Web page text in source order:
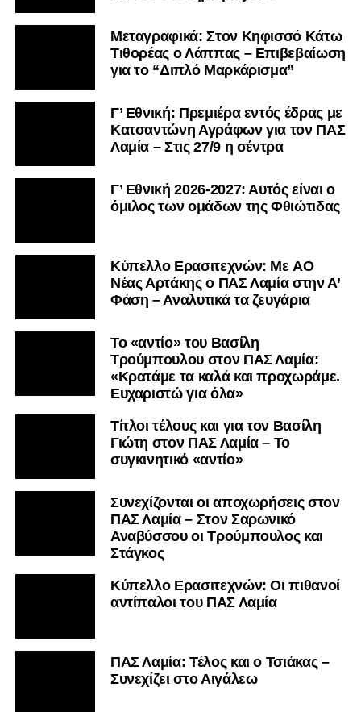
Μεταγραφικά: Στον Κηφισσό Κάτω
Τιθορέας ο Λάππας – Επιβεβαίωση
για το “Διπλό Μαρκάρισμα”
Γ’ Εθνική: Πρεμιέρα εντός έδρας με
Κατσαντώνη Αγράφων για τον ΠΑΣ
Λαμία – Στις 27/9 η σέντρα
Γ’ Εθνική 2026-2027: Αυτός είναι ο
όμιλος των ομάδων της Φθιώτιδας
Kύπελλο Ερασιτεχνών: Με AO
Nέας Αρτάκης ο ΠΑΣ Λαμία στην Α’
Φάση – Αναλυτικά τα ζευγάρια
Το «αντίο» του Βασίλη
Τρούμπουλου στον ΠΑΣ Λαμία:
«Κρατάμε τα καλά και προχωράμε.
Ευχαριστώ για όλα»
Τίτλοι τέλους και για τον Βασίλη
Γιώτη στον ΠΑΣ Λαμία – Το
συγκινητικό «αντίο»
Συνεχίζονται οι αποχωρήσεις στον
ΠΑΣ Λαμία – Στον Σαρωνικό
Αναβύσσου οι Τρούμπουλος και
Στάγκος
Κύπελλο Ερασιτεχνών: Οι πιθανοί
αντίπαλοι του ΠΑΣ Λαμία
ΠΑΣ Λαμία: Τέλος και ο Τσιάκας –
Συνεχίζει στο Αιγάλεω